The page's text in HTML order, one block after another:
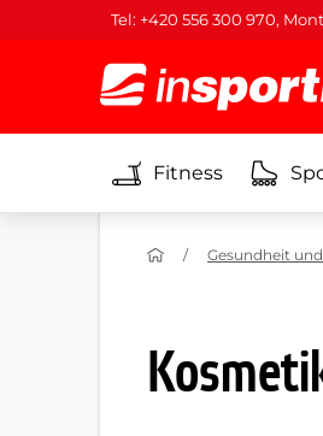
Tel: +420 556 300 970,
Fitness
Gesundheit